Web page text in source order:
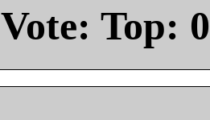
Vote: Top: 0